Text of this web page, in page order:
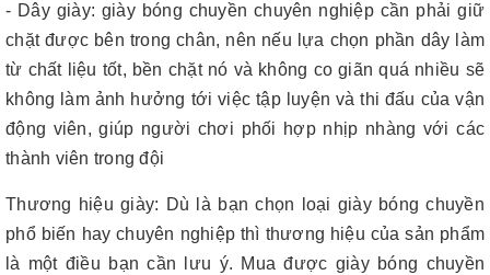
- Dây giày: giày bóng chuyền chuyên nghiệp cần phải giữ
chặt được bên trong chân, nên nếu lựa chọn phần dây làm
từ chất liệu tốt, bền chặt nó và không co giãn quá nhiều sẽ
không làm ảnh hưởng tới việc tập luyện và thi đấu của vận
động viên, giúp người chơi phối hợp nhịp nhàng với các
thành viên trong đội
Thương hiệu giày: Dù là bạn chọn loại giày bóng chuyền
phổ biến hay chuyên nghiệp thì thương hiệu của sản phẩm
là một điều bạn cần lưu ý. Mua được giày bóng chuyền